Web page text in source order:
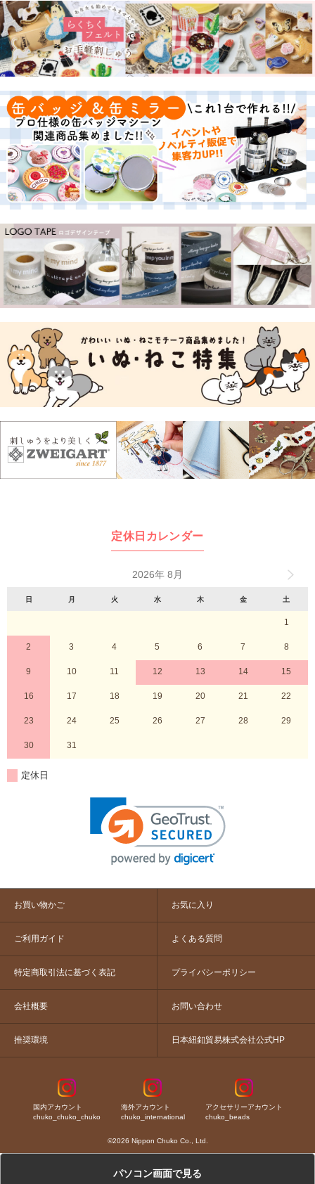
定休日カレンダー
2026年 8月
日 月 火 水 木 金 土
1
2 3 4 5 6 7 8
9 10 11 12 13 14 15
16 17 18 19 20 21 22
23 24 25 26 27 28 29
30 31
定休日
お買い物かご お気に入り
ご利用ガイド よくある質問
特定商取引法に基づく表記 プライバシーポリシー
会社概要 お問い合わせ
推奨環境 日本紐釦貿易株式会社公式HP
国内アカウント
chuko_chuko_chuko
海外アカウント
chuko_international
アクセサリーアカウント
chuko_beads
©2026 Nippon Chuko Co., Ltd.
パソコン画面で見る